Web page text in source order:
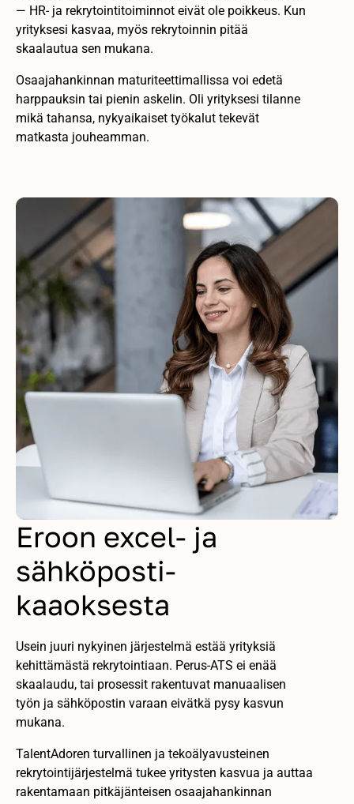
— HR- ja rekrytointitoiminnot eivät ole poikkeus. Kun
yrityksesi kasvaa, myös rekrytoinnin pitää
skaalautua sen mukana.
Osaajahankinnan maturiteettimallissa voi edetä
harppauksin tai pienin askelin. Oli yrityksesi tilanne
mikä tahansa, nykyaikaiset työkalut tekevät
matkasta jouheamman.
Eroon excel- ja
sähköposti-
kaaoksesta
Usein juuri nykyinen järjestelmä estää yrityksiä
kehittämästä rekrytointiaan. Perus-ATS ei enää
skaalaudu, tai prosessit rakentuvat manuaalisen
työn ja sähköpostin varaan eivätkä pysy kasvun
mukana.
TalentAdoren turvallinen ja tekoälyavusteinen
rekrytointijärjestelmä tukee yritysten kasvua ja auttaa
rakentamaan pitkäjänteisen osaajahankinnan